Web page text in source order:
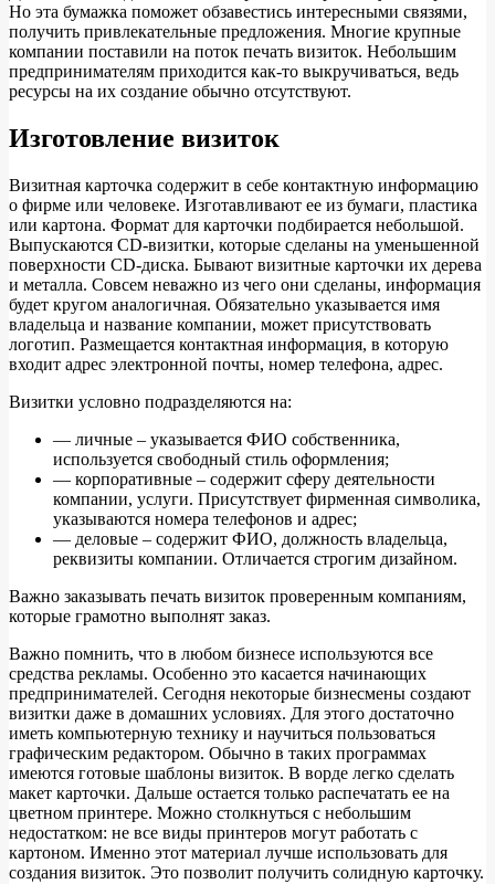
Но эта бумажка поможет обзавестись интересными связями,
получить привлекательные предложения. Многие крупные
компании поставили на поток печать визиток. Небольшим
предпринимателям приходится как-то выкручиваться, ведь
ресурсы на их создание обычно отсутствуют.
Изготовление визиток
Визитная карточка содержит в себе контактную информацию
о фирме или человеке. Изготавливают ее из бумаги, пластика
или картона. Формат для карточки подбирается небольшой.
Выпускаются CD-визитки, которые сделаны на уменьшенной
поверхности CD-диска. Бывают визитные карточки их дерева
и металла. Совсем неважно из чего они сделаны, информация
будет кругом аналогичная. Обязательно указывается имя
владельца и название компании, может присутствовать
логотип. Размещается контактная информация, в которую
входит адрес электронной почты, номер телефона, адрес.
Визитки условно подразделяются на:
— личные – указывается ФИО собственника,
используется свободный стиль оформления;
— корпоративные – содержит сферу деятельности
компании, услуги. Присутствует фирменная символика,
указываются номера телефонов и адрес;
— деловые – содержит ФИО, должность владельца,
реквизиты компании. Отличается строгим дизайном.
Важно заказывать печать визиток проверенным компаниям,
которые грамотно выполнят заказ.
Важно помнить, что в любом бизнесе используются все
средства рекламы. Особенно это касается начинающих
предпринимателей. Сегодня некоторые бизнесмены создают
визитки даже в домашних условиях. Для этого достаточно
иметь компьютерную технику и научиться пользоваться
графическим редактором. Обычно в таких программах
имеются готовые шаблоны визиток. В ворде легко сделать
макет карточки. Дальше остается только распечатать ее на
цветном принтере. Можно столкнуться с небольшим
недостатком: не все виды принтеров могут работать с
картоном. Именно этот материал лучше использовать для
создания визиток. Это позволит получить солидную карточку.